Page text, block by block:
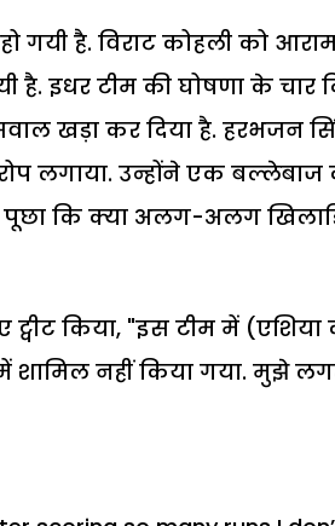
गयी है. विराट कोहली को
है. इधर टीम की घोषणा के चार
खड़ा कर दिया है. हरभजन
लगाया. उन्होंने एक
कि क्या अलग-अलग
किया, "इस टीम में
में शामिल नहीं किया गया. मुझे